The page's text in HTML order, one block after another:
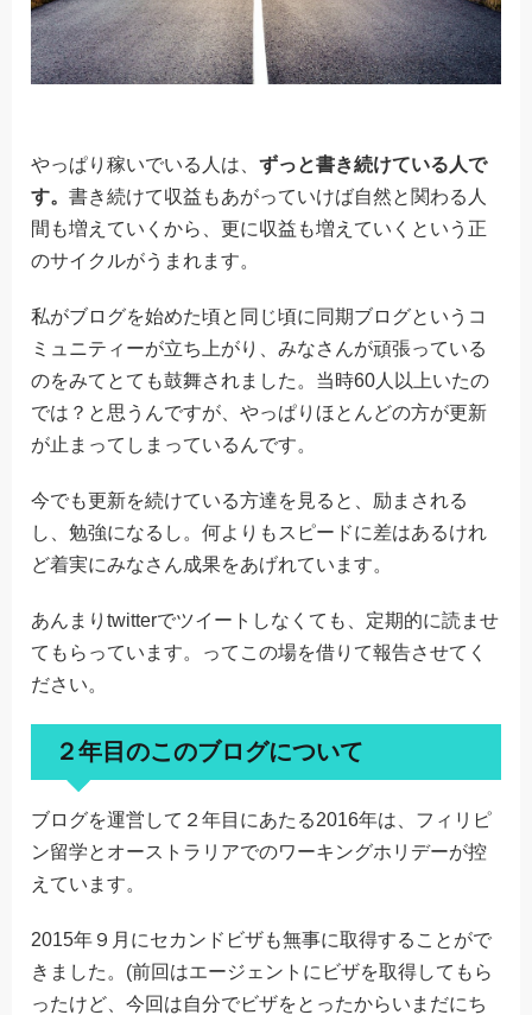
やっぱり稼いでいる人は、ずっと書き続けている人で
す。書き続けて収益もあがっていけば自然と関わる人
間も増えていくから、更に収益も増えていくという正
のサイクルがうまれます。
私がブログを始めた頃と同じ頃に同期ブログというコ
ミュニティーが立ち上がり、みなさんが頑張っている
のをみてとても鼓舞されました。当時60人以上いたの
では？と思うんですが、やっぱりほとんどの方が更新
が止まってしまっているんです。
今でも更新を続けている方達を見ると、励まされる
し、勉強になるし。何よりもスピードに差はあるけれ
ど着実にみなさん成果をあげれています。
あんまりtwitterでツイートしなくても、定期的に読ませ
てもらっています。ってこの場を借りて報告させてく
ださい。
２年目のこのブログについて
ブログを運営して２年目にあたる2016年は、フィリピ
ン留学とオーストラリアでのワーキングホリデーが控
えています。
2015年９月にセカンドビザも無事に取得することがで
きました。(前回はエージェントにビザを取得してもら
ったけど、今回は自分でビザをとったからいまだにち